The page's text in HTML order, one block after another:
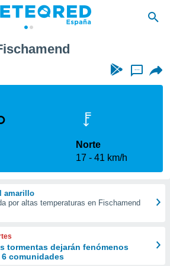
...
Norte
17
41 km/h
amarillo
por altas temperaturas en Fischamend
tormentas dejarán fenómenos
comunidades